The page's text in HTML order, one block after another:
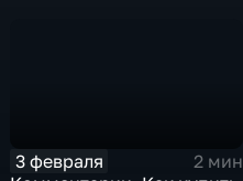
3 февраля
2 мин